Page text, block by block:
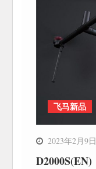
飞马新品
2023年2月9日
D2000S(EN)